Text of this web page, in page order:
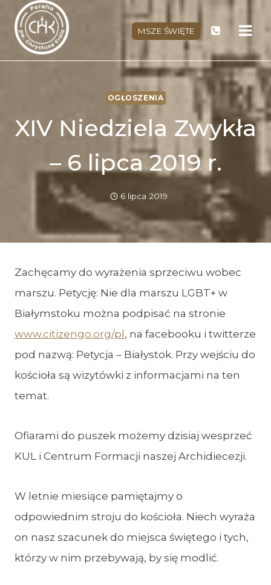
Przejdź
treści
MSZE ŚWIĘTE
OGŁOSZENIA
XIV Niedziela Zwykła
– 6 lipca 2019 r.
6 lipca 2019
Zachęcamy do wyrażenia sprzeciwu wobec
marszu. Petycję: Nie dla marszu LGBT+ w
Białymstoku można podpisać na stronie
www.citizengo.org/pl , na facebooku i twitterze
pod nazwą: Petycja – Białystok. Przy wejściu do
kościoła są wizytówki z informacjami na ten
temat.
Ofiarami do puszek możemy dzisiaj wesprzeć
KUL i Centrum Formacji naszej Archidiecezji.
W letnie miesiące pamiętajmy o
odpowiednim stroju do kościoła. Niech wyraża
on nasz szacunek do miejsca świętego i tych,
którzy w nim przebywają, by się modlić.